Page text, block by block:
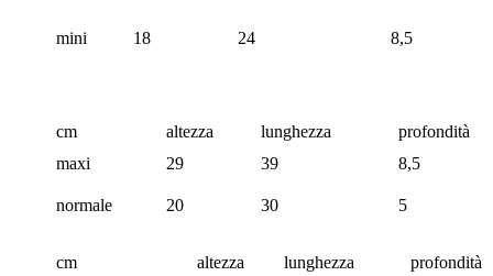
mini 18 24 8,5
cm altezza lunghezza
profondità
maxi
29 39 8,5
normale 20 30 5
cm altezza lunghezza profondità